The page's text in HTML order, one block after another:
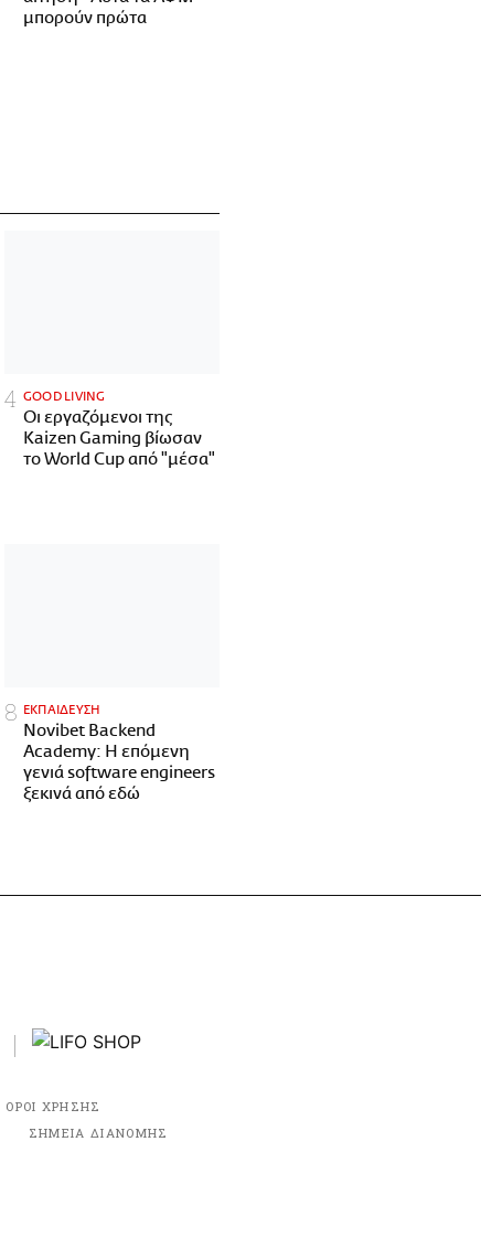
μπορούν πρώτα
GOOD LIVING
Οι εργαζόμενοι της
Kaizen Gaming βίωσαν
το World Cup από "μέσα"
ΕΚΠΑΙΔΕΥΣΗ
Novibet Backend
Academy: Η επόμενη
γενιά software engineers
ξεκινά από εδώ
ΟΡΟΙ ΧΡΗΣΗΣ
ΣΗΜΕΙΑ ΔΙΑΝΟΜΗΣ